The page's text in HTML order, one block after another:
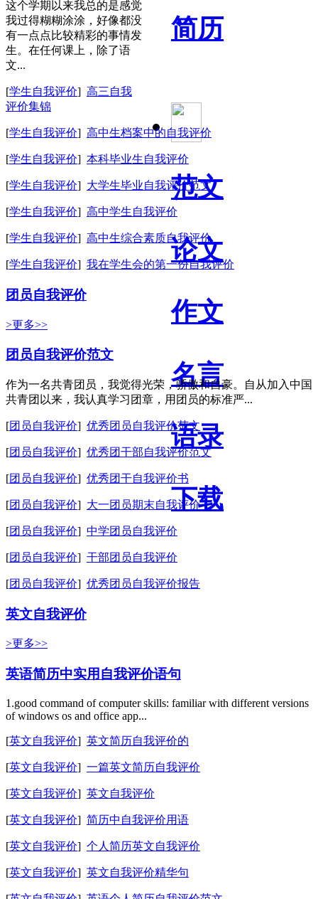
简历
范文
论文
作文
名言
语录
下载
这个学期以来我总的是感觉
我过得糊糊涂涂，好像都没
有一点点比较精彩的事情发
生。在任何课上，除了语
文...
[学生自我评价] 高三自我
评价集锦
[学生自我评价] 高中生档案中的自我评价
[学生自我评价] 本科毕业生自我评价
[学生自我评价] 大学生毕业自我评价范文
[学生自我评价] 高中学生自我评价
[学生自我评价] 高中生综合素质自我评价
[学生自我评价] 我在学生会的第一份自我评价
团员自我评价
>更多>>
团员自我评价范文
作为一名共青团员，我觉得光荣，骄傲和自豪。自从加入中国
共青团以来，我认真学习团章，用团员的标准严...
[团员自我评价] 优秀团员自我评价范文
[团员自我评价] 优秀团干部自我评价范文
[团员自我评价] 优秀团干自我评价书
[团员自我评价] 大一团员期末自我评价
[团员自我评价] 中学团员自我评价
[团员自我评价] 干部团员自我评价
[团员自我评价] 优秀团员自我评价报告
英文自我评价
>更多>>
英语简历中实用自我评价语句
1.good command of computer skills: familiar with different versions
of windows os and office app...
[英文自我评价] 英文简历自我评价的
[英文自我评价] 一篇英文简历自我评价
[英文自我评价] 英文自我评价
[英文自我评价] 简历中自我评价用语
[英文自我评价] 个人简历英文自我评价
[英文自我评价] 英文自我评价精华句